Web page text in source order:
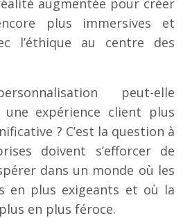
augmentée pour créer
plus immersives et
l’éthique au centre des
peut-elle
expérience client plus
? C’est la question à
doivent s’efforcer de
dans un monde où les
en plus exigeants et où la
en plus féroce.